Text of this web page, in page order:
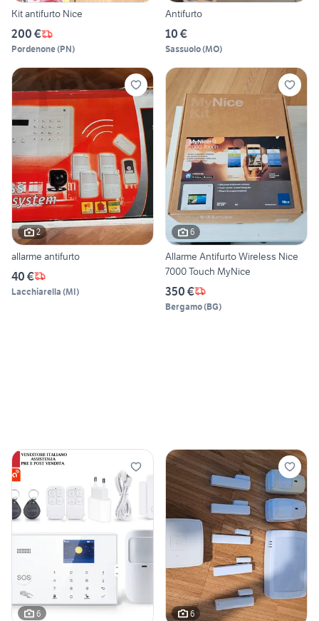
Kit antifurto Nice
200 €
Pordenone(PN)
Antifurto
10 €
Sassuolo(MO)
2
allarme antifurto
40 €
Lacchiarella (MI)
6
Allarme Antifurto Wireless Nice
7000 Touch MyNice
350 €
Bergamo(BG)
6 6